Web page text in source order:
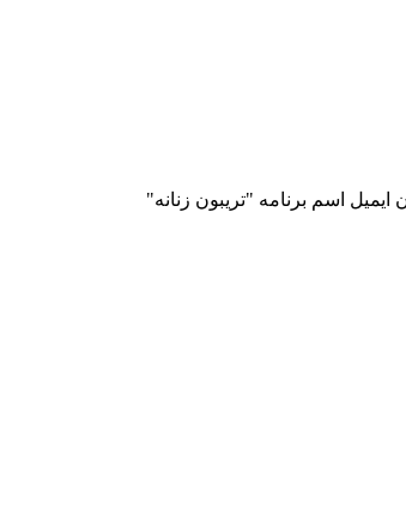
اسم برنامه "تریبون زنانه"